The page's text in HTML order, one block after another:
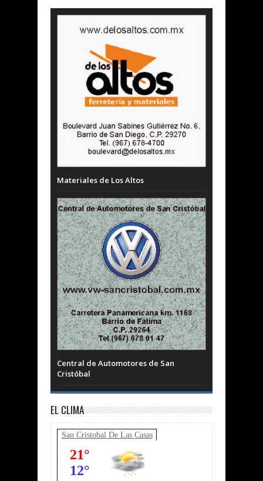
Materiales de Los Altos
Central de Automotores de San
Cristóbal
EL CLIMA
San Cristobal De Las Casas